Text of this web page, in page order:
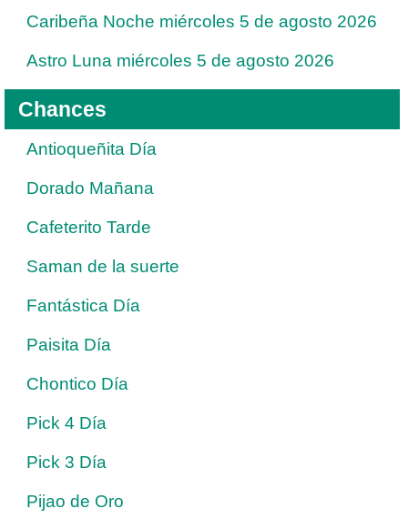
Caribeña Noche miércoles 5 de agosto 2026
Astro Luna miércoles 5 de agosto 2026
Chances
Antioqueñita Día
Dorado Mañana
Cafeterito Tarde
Saman de la suerte
Fantástica Día
Paisita Día
Chontico Día
Pick 4 Día
Pick 3 Día
Pijao de Oro